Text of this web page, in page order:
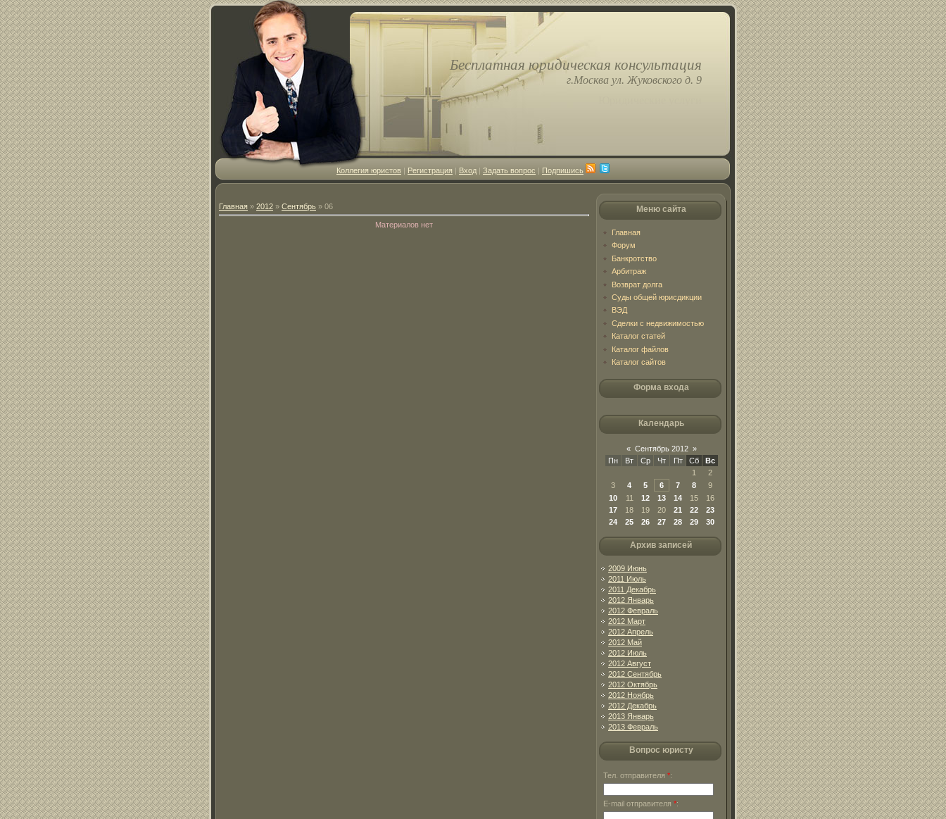
Бесплатная юридическая консультация
г.Москва ул. Жуковского д. 9
Коллегия юристов | Регистрация | Вход | Задать вопрос | Подпишись
Главная » 2012 » Сентябрь » 06
Материалов нет
Меню сайта
Главная
Форум
Банкротство
Арбитраж
Возврат долга
Суды общей юрисдикции
ВЭД
Сделки с недвижимостью
Каталог статей
Каталог файлов
Каталог сайтов
Форма входа
Календарь
« Сентябрь 2012 »
Пн
Вт Ср Чт Пт Сб
Вс
1
2
3
4 5 6 7 8
9
10
11 12 13 14 15
16
17
18 19 20 21 22
23
24
25 26 27 28 29 30
Архив записей
2009 Июнь
2011 Июль
2011 Декабрь
2012 Январь
2012 Февраль
2012 Март
2012 Апрель
2012 Май
2012 Июль
2012 Август
2012 Сентябрь
2012 Октябрь
2012 Ноябрь
2012 Декабрь
2013 Январь
2013 Февраль
Вопрос юристу
Тел. отправителя *:
E-mail отправителя *: